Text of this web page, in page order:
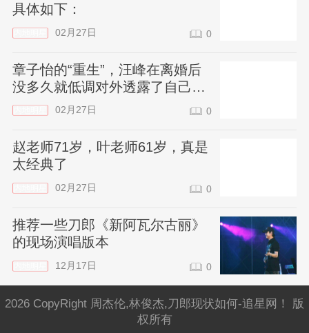
具体如下：
02月27日 0
章子怡的“重生”，汪峰在离婚后
没多久就低调对外透露了自己的
新感情。02月27日 0
赵老师71岁，叶老师61岁，真是
太经典了
02月27日 0
推荐一些刀郎《新阿瓦尔古丽》
的现场演唱版本
12月17日 0
2026 CopyRight 周杰伦,林俊杰,刀郎现状如何-追星网！ 版
权所有